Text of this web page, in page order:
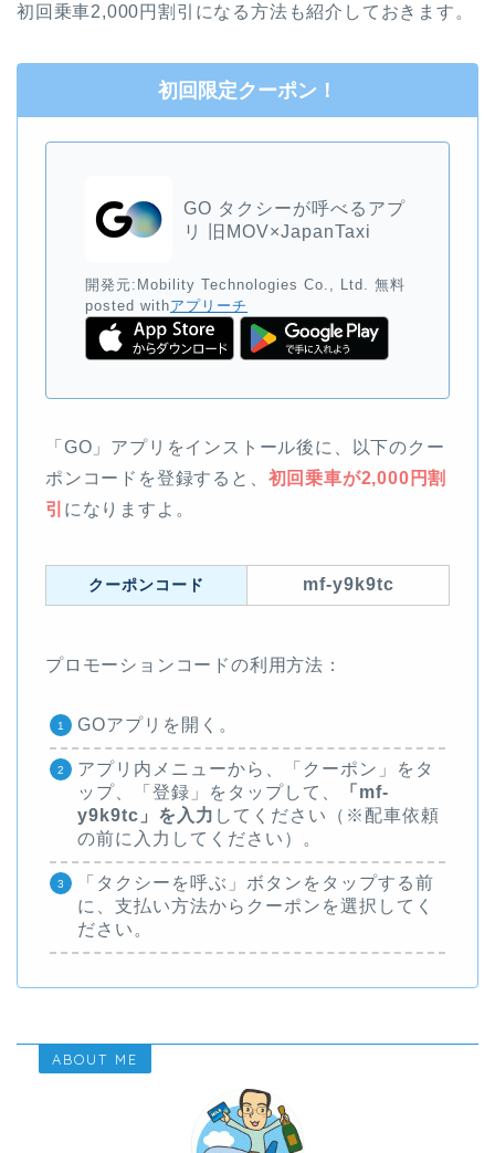
初回乗車2,000円割引になる方法も紹介しておきます。
初回限定クーポン！
GO タクシーが呼べるアプ
リ 旧MOV×JapanTaxi
開発元: Mobility Technologies Co., Ltd.
無料
posted withアプリーチ
「GO」アプリをインストール後に、以下のクー
ポンコードを登録すると、 初回乗車が2,000円割
引 になりますよ。
クーポンコード mf-y9k9tc
プロモーションコードの利用方法：
GOアプリを開く。
アプリ内メニューから、「クーポン」をタ
ップ、「登録」をタップして、
「mf-
y9k9tc」を入力 してください（※配車依頼
の前に入力してください）。
「タクシーを呼ぶ」ボタンをタップする前
に、支払い方法からクーポンを選択してく
ださい。
ABOUT ME